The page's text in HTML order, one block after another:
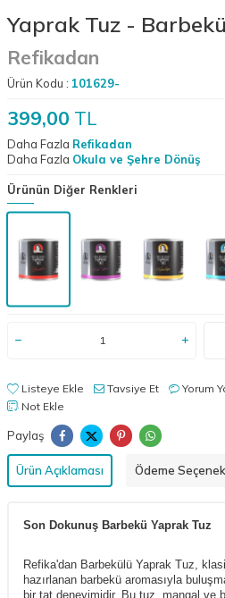
Yaprak Tuz - Barbekü
Refikadan
Ürün Kodu : 101629-
399,00 TL
Daha Fazla Refikadan
Daha Fazla Okula ve Şehre Dönüş
Ürünün Diğer Renkleri
Listeye Ekle Tavsiye Et Yorum
Not Ekle
Paylaş
Ürün Açıklaması Ödeme
Son Dokunuş Barbekü Yaprak Tuz
Refika'dan Barbekülü Yaprak Tuz,
hazırlanan barbekü aromasıyla
bir tat deneyimidir. Bu tuz, mangal ve